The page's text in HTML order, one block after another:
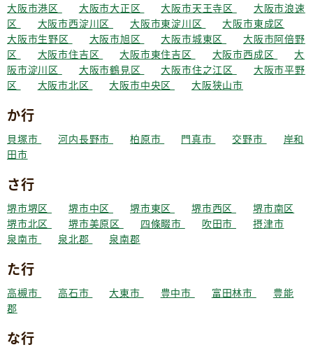
大阪市港区
大阪市大正区 大阪市天王寺区
大阪市浪速
区
大阪市西淀川区 大阪市東淀川区
大阪市東成区
大阪市生野区
大阪市旭区 大阪市城東区
大阪市阿倍野
区
大阪市住吉区 大阪市東住吉区 大阪市西成区
大
阪市淀川区
大阪市鶴見区 大阪市住之江区
大阪市平野
区
大阪市北区 大阪市中央区 大阪狭山市
か行
貝塚市 河内長野市 柏原市 門真市 交野市
岸和
田市
さ行
堺市堺区 堺市中区 堺市東区 堺市西区
堺市南区
堺市北区
堺市美原区 四條畷市 吹田市
摂津市
泉南市
泉北郡 泉南郡
た行
高槻市 高石市 大東市 豊中市 富田林市
豊能
郡
な行